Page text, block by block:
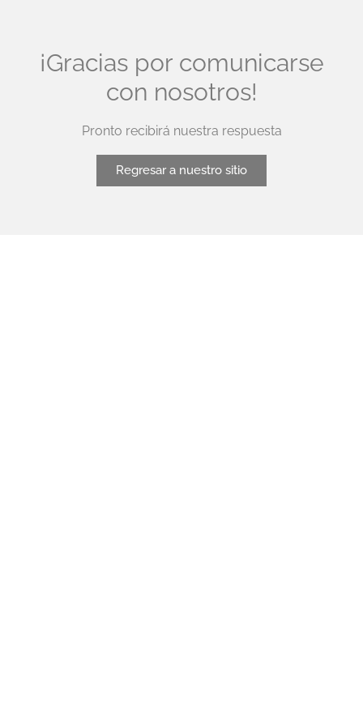
¡Gracias por comunicarse
con nosotros!
Pronto recibirá nuestra respuesta
Regresar a nuestro sitio